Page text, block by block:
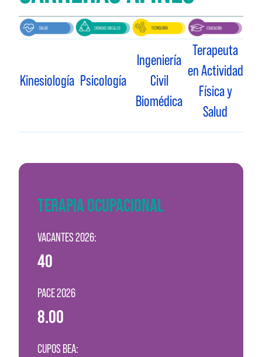
Kinesiología Psicología
Ingeniería
Civil
Biomédica
Terapeuta
en Actividad
Física y
Salud
TERAPIA OCUPACIONAL
VACANTES 2026:
40
PACE 2026
8.00
CUPOS BEA: